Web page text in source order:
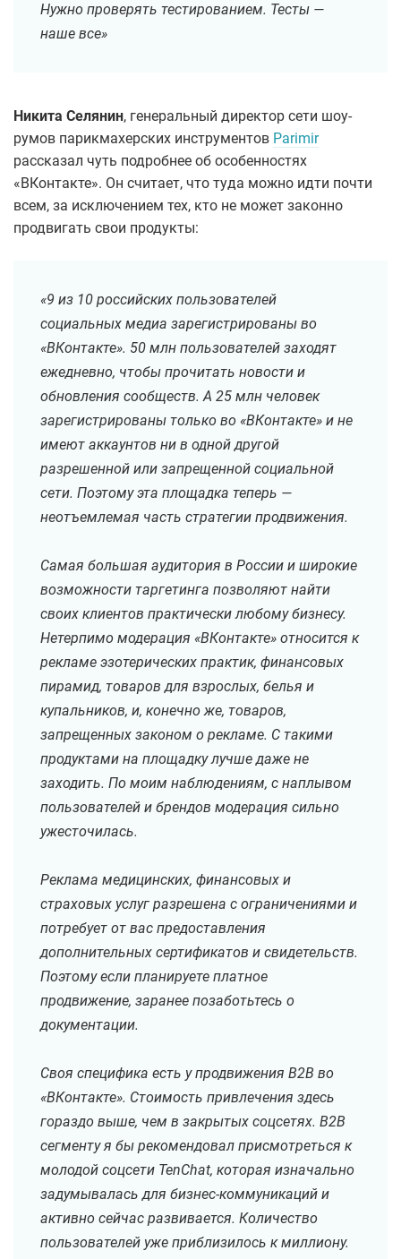
Нужно проверять тестированием. Тесты —
наше все»
Никита Селянин, генеральный директор сети шоу-
румов парикмахерских инструментов Parimir
рассказал чуть подробнее об особенностях
«ВКонтакте». Он считает, что туда можно идти почти
всем, за исключением тех, кто не может законно
продвигать свои продукты:
«9 из 10 российских пользователей
социальных медиа зарегистрированы во
«ВКонтакте». 50 млн пользователей заходят
ежедневно, чтобы прочитать новости и
обновления сообществ. А 25 млн человек
зарегистрированы только во «ВКонтакте» и не
имеют аккаунтов ни в одной другой
разрешенной или запрещенной социальной
сети. Поэтому эта площадка теперь —
неотъемлемая часть стратегии продвижения.
Самая большая аудитория в России и широкие
возможности таргетинга позволяют найти
своих клиентов практически любому бизнесу.
Нетерпимо модерация «ВКонтакте» относится к
рекламе эзотерических практик, финансовых
пирамид, товаров для взрослых, белья и
купальников, и, конечно же, товаров,
запрещенных законом о рекламе. С такими
продуктами на площадку лучше даже не
заходить. По моим наблюдениям, с наплывом
пользователей и брендов модерация сильно
ужесточилась.
Реклама медицинских, финансовых и
страховых услуг разрешена с ограничениями и
потребует от вас предоставления
дополнительных сертификатов и свидетельств.
Поэтому если планируете платное
продвижение, заранее позаботьтесь о
документации.
Своя специфика есть у продвижения B2B во
«ВКонтакте». Стоимость привлечения здесь
гораздо выше, чем в закрытых соцсетях. B2B
сегменту я бы рекомендовал присмотреться к
молодой соцсети TenChat, которая изначально
задумывалась для бизнес-коммуникаций и
активно сейчас развивается. Количество
пользователей уже приблизилось к миллиону.